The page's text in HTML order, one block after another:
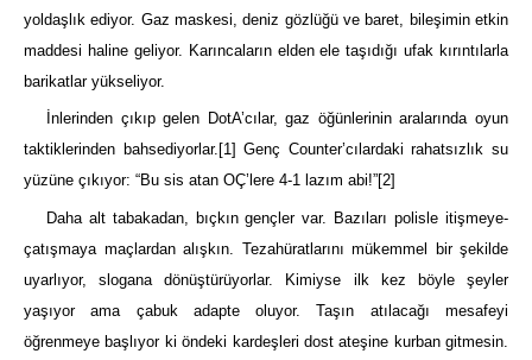
yoldaşlık ediyor. Gaz maskesi, deniz gözlüğü ve baret, bileşimin etkin
maddesi haline geliyor. Karıncaların elden ele taşıdığı ufak kırıntılarla
barikatlar yükseliyor.
İnlerinden çıkıp gelen DotA’cılar, gaz öğünlerinin aralarında oyun
taktiklerinden bahsediyorlar. [1] Genç Counter’cılardaki rahatsızlık su
yüzüne çıkıyor: “Bu sis atan OÇ’lere 4-1 lazım abi!”[2]
Daha alt tabakadan, bıçkın gençler var. Bazıları polisle itişmeye-
çatışmaya maçlardan alışkın. Tezahüratlarını mükemmel bir şekilde
uyarlıyor, slogana dönüştürüyorlar. Kimiyse ilk kez böyle şeyler
yaşıyor ama çabuk adapte oluyor. Taşın atılacağı mesafeyi
öğrenmeye başlıyor ki öndeki kardeşleri dost ateşine kurban gitmesin.